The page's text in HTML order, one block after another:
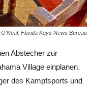
Florida Keys News Bureau
Abstecher zur
Village einplanen.
des Kampfsports und